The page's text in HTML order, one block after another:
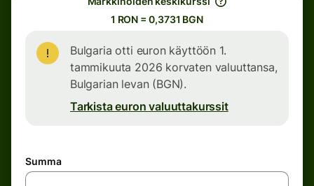
1 RON = 0,3731 BGN
Bulgaria otti euron käyttöön 1.
tammikuuta 2026 korvaten valuuttansa,
Bulgarian levan (BGN).
Tarkista euron valuuttakurssit
Summa